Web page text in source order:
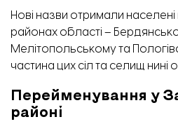
Нові назви отримали
районах області –
Мелітопольському та
частина цих сіл та селищ нині
Перейменування у
районі